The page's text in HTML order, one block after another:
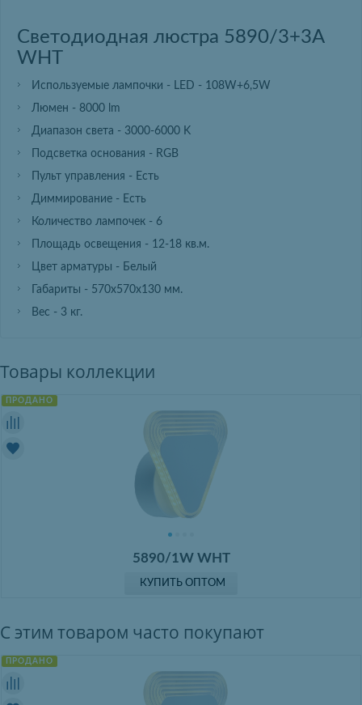
Светодиодная люстра 5890/3+3A
WHT
Используемые лампочки - LED - 108W+6,5W
Люмен - 8000 lm
Диапазон света - 3000-6000 K
Подсветка основания - RGB
Пульт управления - Есть
Диммирование - Есть
Количество лампочек - 6
Площадь освещения - 12-18 кв.м.
Цвет арматуры - Белый
Габариты - 570х570х130 мм.
Вес - 3 кг.
Товары коллекции
ПРОДАНО
5890/1W WHT
КУПИТЬ ОПТОМ
С этим товаром часто покупают
ПРОДАНО